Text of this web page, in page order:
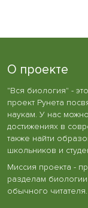
О проекте
"Вся биология" -
проект Рунета
наукам. У нас
достижениях в
также найти
школьников и
Миссия проекта -
разделам
обычного читателя.